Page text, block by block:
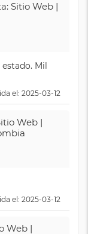
Sitio Web |
Mil
el: 2025-03-12
Web |
el: 2025-03-12
Web |